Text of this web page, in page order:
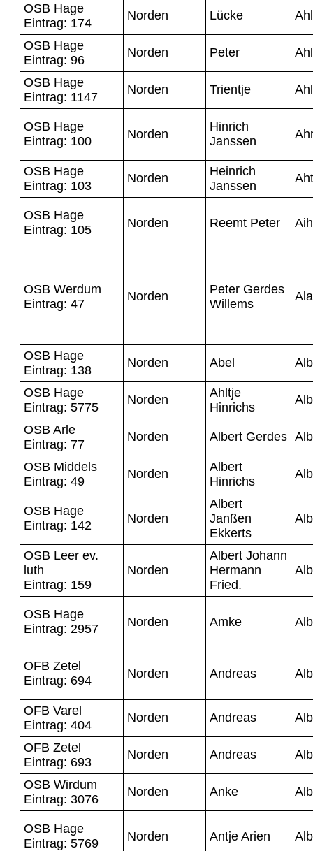
OSB Hage
Eintrag: 174
Norden Lücke
OSB Hage
Eintrag: 96
Norden Peter
OSB Hage
Eintrag: 1147
Norden Trientje
OSB Hage
Eintrag: 100
Norden
Hinrich
Janssen
OSB Hage
Eintrag: 103
Norden
Heinrich
Janssen
OSB Hage
Eintrag: 105
Norden Reemt Peter
OSB Werdum
Eintrag: 47
Norden
Peter Gerdes
Willems
OSB Hage
Eintrag: 138
Norden Abel
OSB Hage
Eintrag: 5775
Norden
Ahltje
Hinrichs
OSB Arle
Eintrag: 77
Norden Albert Gerdes
OSB Middels
Eintrag: 49
Norden
Albert
Hinrichs
OSB Hage
Eintrag: 142
Norden
Albert
Janßen
Ekkerts
OSB Leer ev.
luth
Eintrag: 159
Norden
Albert Johann
Hermann
Fried.
OSB Hage
Eintrag: 2957
Norden Amke
OFB Zetel
Eintrag: 694
Norden Andreas
OFB Varel
Eintrag: 404
Norden Andreas
OFB Zetel
Eintrag: 693
Norden Andreas
OSB Wirdum
Eintrag: 3076
Norden Anke
OSB Hage
Eintrag: 5769
Norden Antje Arien